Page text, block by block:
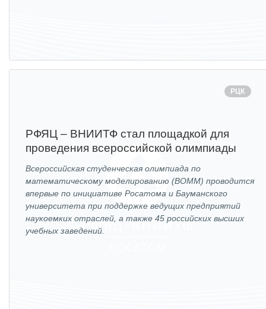
РЦК
РФЯЦ – ВНИИТФ стал площадкой для
проведения всероссийской олимпиады
Всероссийская студенческая олимпиада по
математическому моделированию (ВОММ) проводится
впервые по инициативе Росатома и Бауманского
университета при поддержке ведущих предприятий
наукоемких отраслей, а также 45 российских высших
учебных заведений.